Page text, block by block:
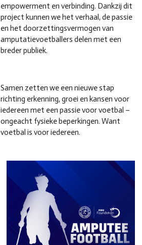
empowerment en verbinding. Dankzij dit
project kunnen we het verhaal, de passie
en het doorzettingsvermogen van
amputatievoetballers delen met een
breder publiek.
Samen zetten we een nieuwe stap
richting erkenning, groei en kansen voor
iedereen met een passie voor voetbal –
ongeacht fysieke beperkingen. Want
voetbal is voor iedereen.